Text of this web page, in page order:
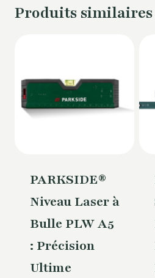
Produits similaires
PARKSIDE®
Niveau Laser à
Bulle PLW A5
: Précision
Ultime